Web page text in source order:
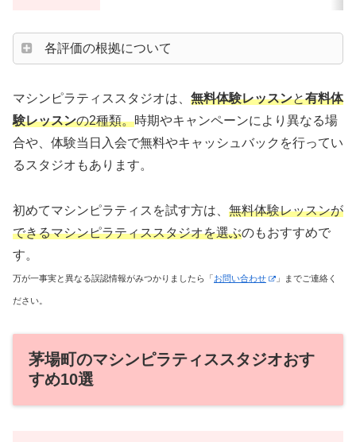
各評価の根拠について
マシンピラティススタジオは、 無料体験レッスンと有料体
験レッスンの2種類。時期やキャンペーンにより異なる場
合や、体験当日入会で無料やキャッシュバックを行ってい
るスタジオもあります。
初めてマシンピラティスを試す方は、 無料体験レッスンが
できるマシンピラティススタジオを選ぶのもおすすめで
す。
万が一事実と異なる誤認情報がみつかりましたら「お問い合わせ 」までご連絡く
ださい。
茅場町のマシンピラティススタジオおす
すめ10選